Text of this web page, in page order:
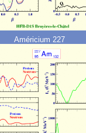
Américium 227